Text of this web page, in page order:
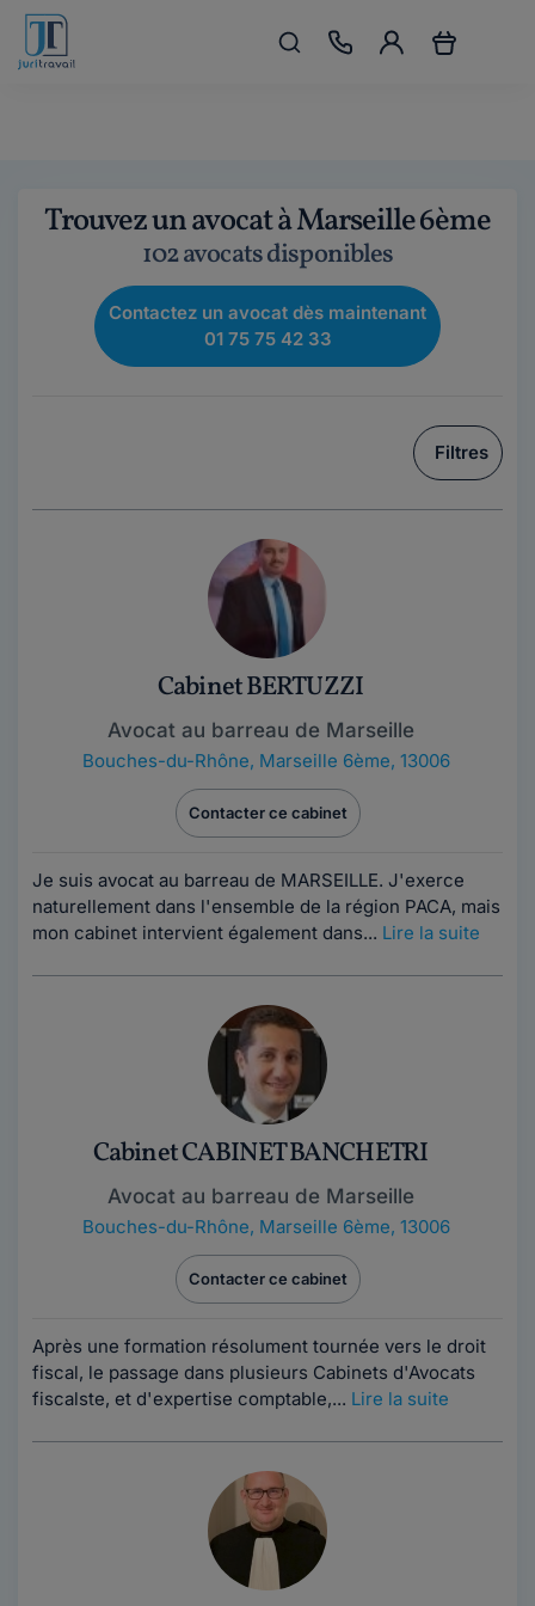
Trouvez un avocat à Marseille 6ème
102 avocats disponibles
Contactez un avocat dès maintenant
01 75 75 42 33
Filtres
Cabinet BERTUZZI
Avocat au barreau de Marseille
Bouches-du-Rhône, Marseille 6ème, 13006
Contacter ce cabinet
Je suis avocat au barreau de MARSEILLE. J'exerce
naturellement dans l'ensemble de la région PACA, mais
mon cabinet intervient également dans... Lire la suite
Cabinet CABINET BANCHETRI
Avocat au barreau de Marseille
Bouches-du-Rhône, Marseille 6ème, 13006
Contacter ce cabinet
Après une formation résolument tournée vers le droit
fiscal, le passage dans plusieurs Cabinets d'Avocats
fiscalste, et d'expertise comptable,... Lire la suite